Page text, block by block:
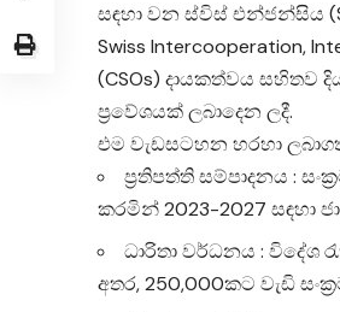
සඳහා වන ස්විස් එන්ජන්සිය
Swiss Intercooperation,
(CSOs) දායකත්වය සහිතව
ප්‍රවේශයක් ලබාදෙන ලදී.
එම වැඩසටහන හරහා
ප්‍රතිපත්ති සම්පාදනය :
කරමින් 2023-2027 සඳහා
ධාරිතා වර්ධනය : විදේශ
අතර, 250,000කට වැඩි